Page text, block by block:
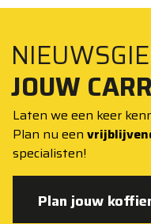
en correctief: je
storingen te
overlappen de
draaien. Een
diezelfde
sommige
Technisch
beide vakgebieden.
JOUW
Laten we een keer
Plan nu een
specialisten!
Plan jouw